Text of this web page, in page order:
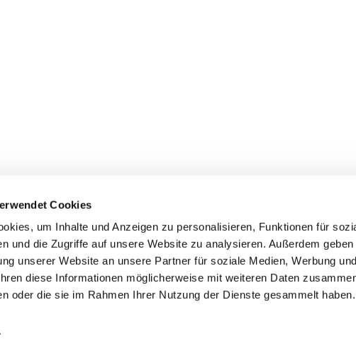
Cookies
um Inhalte und Anzeigen zu personalisieren, Funktionen für
und die Zugriffe auf unsere Website zu analysieren. Außerdem
unserer Website an unsere Partner für soziale Medien, Werbung
diese Informationen möglicherweise mit weiteren Daten
oder die sie im Rahmen Ihrer Nutzung der Dienste gesammelt haben.
Unternehmen
Über uns
Service
Downloads
Kontakt
Tel.: (+43) 07221 63430